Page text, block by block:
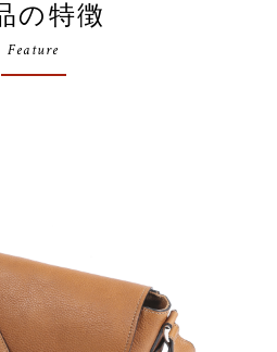
の特徴
Feature